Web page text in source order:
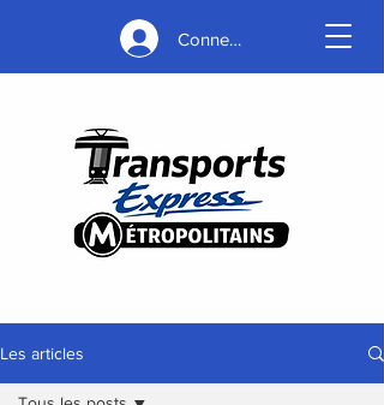
Connexion
Les articles